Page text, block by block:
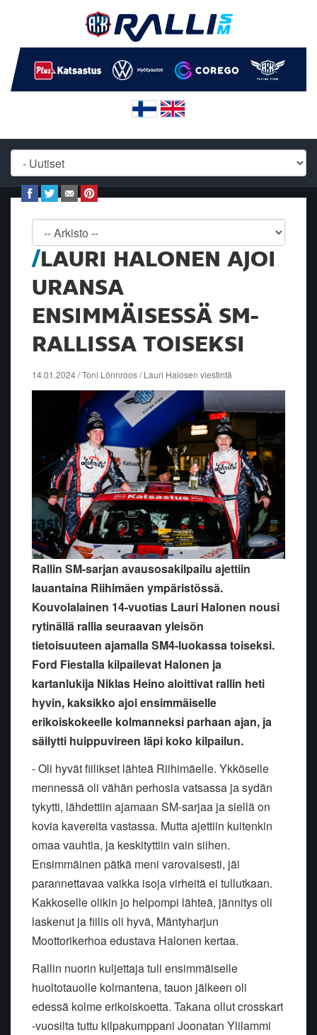
LAURI HALONEN AJOI
URANSA
ENSIMMÄISESSÄ SM-
RALLISSA TOISEKSI
14.01.2024 / Toni Lönnroos / Lauri Halosen viestintä
Rallin SM-sarjan avausosakilpailu ajettiin
lauantaina Riihimäen ympäristössä.
Kouvolalainen 14-vuotias Lauri Halonen nousi
rytinällä rallia seuraavan yleisön
tietoisuuteen ajamalla SM4-luokassa toiseksi.
Ford Fiestalla kilpailevat Halonen ja
kartanlukija Niklas Heino aloittivat rallin heti
hyvin, kaksikko ajoi ensimmäiselle
erikoiskokeelle kolmanneksi parhaan ajan, ja
säilytti huippuvireen läpi koko kilpailun.
- Oli hyvät fiilikset lähteä Riihimäelle. Ykköselle
mennessä oli vähän perhosia vatsassa ja sydän
tykytti, lähdettiin ajamaan SM-sarjaa ja siellä on
kovia kavereita vastassa. Mutta ajettiin kuitenkin
omaa vauhtia, ja keskityttiin vain siihen.
Ensimmäinen pätkä meni varovaisesti, jäi
parannettavaa vaikka isoja virheitä ei tullutkaan.
Kakkoselle olikin jo helpompi lähteä, jännitys oli
laskenut ja fiilis oli hyvä, Mäntyharjun
Moottorikerhoa edustava Halonen kertaa.
Rallin nuorin kuljettaja tuli ensimmäiselle
huoltotauolle kolmantena, tauon jälkeen oli
edessä kolme erikoiskoetta. Takana ollut crosskart
-vuosilta tuttu kilpakumppani Joonatan Ylilammi